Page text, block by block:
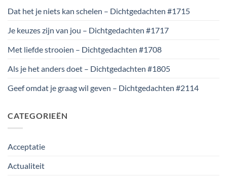
Dat het je niets kan schelen – Dichtgedachten #1715
Je keuzes zijn van jou – Dichtgedachten #1717
Met liefde strooien – Dichtgedachten #1708
Als je het anders doet – Dichtgedachten #1805
Geef omdat je graag wil geven – Dichtgedachten #2114
CATEGORIEËN
Acceptatie
Actualiteit